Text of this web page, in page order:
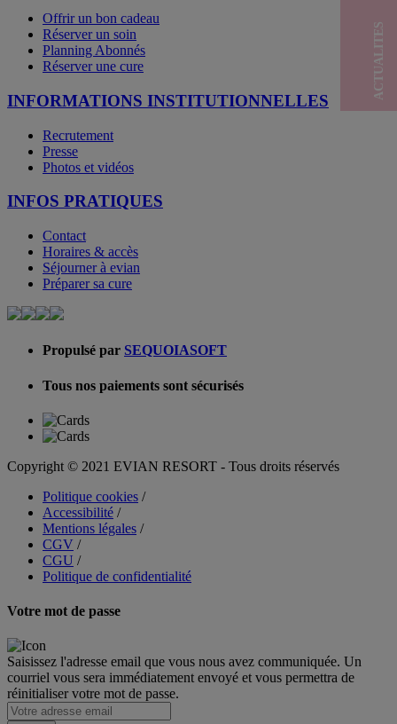
Offrir un bon cadeau
Réserver un soin
Planning Abonnés
Réserver une cure
INFORMATIONS INSTITUTIONNELLES
Recrutement
Presse
Photos et vidéos
INFOS PRATIQUES
Contact
Horaires & accès
Séjourner à evian
Préparer sa cure
Propulsé par SEQUOIASOFT
Tous nos paiements sont sécurisés
Copyright © 2021 EVIAN RESORT - Tous droits réservés
Politique cookies /
Accessibilité /
Mentions légales /
CGV /
CGU /
Politique de confidentialité
Votre mot de passe
Saisissez l'adresse email que vous nous avez communiquée. Un
courriel vous sera immédiatement envoyé et vous permettra de
réinitialiser votre mot de passe.
ACTUALITES